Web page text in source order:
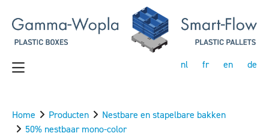
nl fr en de
Home Producten
Nestbare en stapelbare bakken
50% nestbaar mono-color